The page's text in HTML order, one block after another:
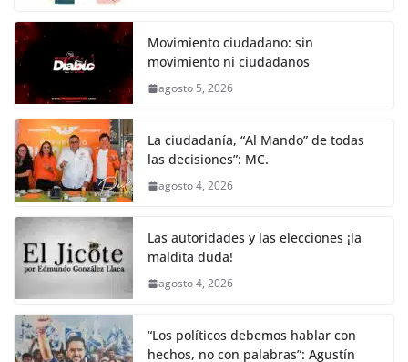
Movimiento ciudadano: sin
movimiento ni ciudadanos
agosto 5, 2026
La ciudadanía, “Al Mando” de todas
las decisiones”: MC.
agosto 4, 2026
Las autoridades y las elecciones ¡la
maldita duda!
agosto 4, 2026
“Los políticos debemos hablar con
hechos, no con palabras”: Agustín